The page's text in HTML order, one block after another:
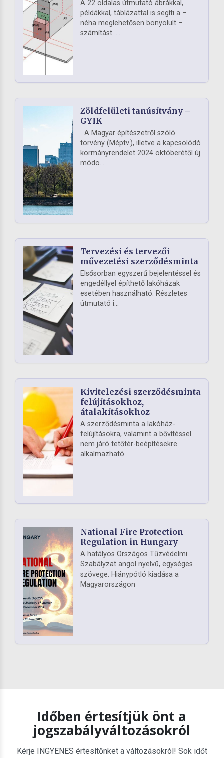
A 22 oldalas útmutató ábrákkal,
példákkal, táblázattal is segíti a –
néha meglehetősen bonyolult –
számítást. ...
Zöldfelületi tanúsítvány –
GYIK
A Magyar építészetről szóló
törvény (Méptv.), illetve a kapcsolódó
kormányrendelet 2024 októberétől új
módo...
Tervezési és tervezői
művezetési szerződésminta
Elsősorban egyszerű bejelentéssel és
engedéllyel építhető lakóházak
esetében használható. Részletes
útmutató i...
Kivitelezési szerződésminta
felújításokhoz,
átalakításokhoz
A szerződésminta a lakóház-
felújításokra, valamint a bővítéssel
nem járó tetőtér-beépítésekre
alkalmazható.
National Fire Protection
Regulation in Hungary
A hatályos Országos Tűzvédelmi
Szabályzat angol nyelvű, egységes
szövege. Hiánypótló kiadása a
Magyarországon
Időben értesítjük önt a
jogszabályváltozásokról
Kérje INGYENES értesítőnket a változásokról! Sok időt